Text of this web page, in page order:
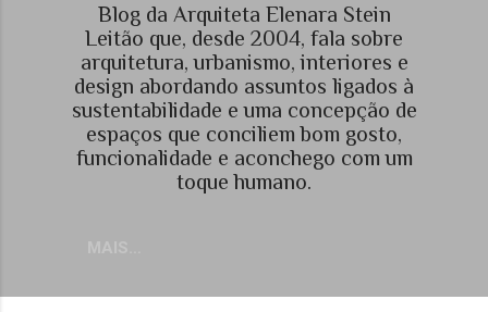
Blog da Arquiteta Elenara Stein
Leitão que, desde 2004, fala sobre
arquitetura, urbanismo, interiores e
design abordando assuntos ligados à
sustentabilidade e uma concepção de
espaços que conciliem bom gosto,
funcionalidade e aconchego com um
toque humano.